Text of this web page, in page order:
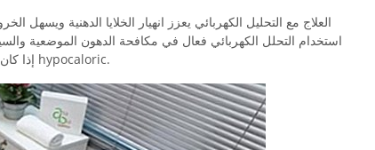
العلاج مع التحليل الكهربائي يعزز انهيار الخلايا الدهنية ويسهل
استخدام التحلل الكهربائي فعال في مكافحة الدهون الموضعية
إذا كان الشخص يمارس أيضا ويتبع نظام غذائي hypocaloric.